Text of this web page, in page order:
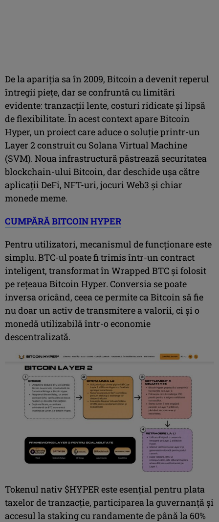
De la apariția sa în 2009, Bitcoin a devenit reperul
întregii piețe, dar se confruntă cu limitări
evidente: tranzacții lente, costuri ridicate și lipsă
de flexibilitate. În acest context apare Bitcoin
Hyper, un proiect care aduce o soluție printr-un
Layer 2 construit cu Solana Virtual Machine
(SVM). Noua infrastructură păstrează securitatea
blockchain-ului Bitcoin, dar deschide ușa către
aplicații DeFi, NFT-uri, jocuri Web3 și chiar
monede meme.
CUMPĂRĂ BITCOIN HYPER
Pentru utilizatori, mecanismul de funcționare este
simplu. BTC-ul poate fi trimis într-un contract
inteligent, transformat în Wrapped BTC și folosit
pe rețeaua Bitcoin Hyper. Conversia se poate
inversa oricând, ceea ce permite ca Bitcoin să fie
nu doar un activ de transmitere a valorii, ci și o
monedă utilizabilă într-o economie
descentralizată.
Tokenul nativ $HYPER este esențial pentru plata
taxelor de tranzacție, participarea la guvernanță și
accesul la staking cu randamente de până la 60%